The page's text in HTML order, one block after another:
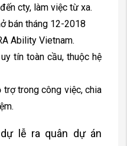
cty, làm việc từ xa.
bán tháng 12-2018
Ability Vietnam.
tín toàn cầu, thuộc hệ
trong công việc, chia